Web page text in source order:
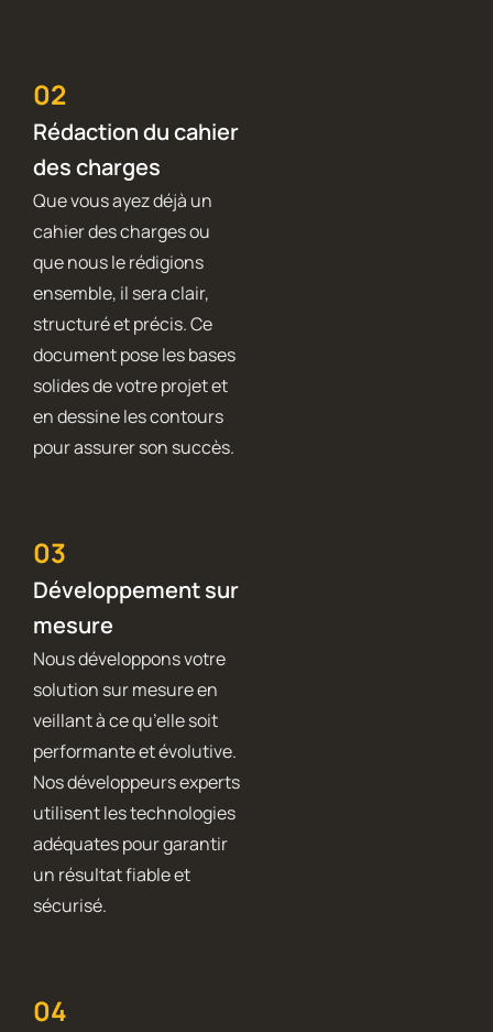
02
Rédaction du cahier
des charges
Que vous ayez déjà un
cahier des charges ou
que nous le rédigions
ensemble, il sera clair,
structuré et précis. Ce
document pose les bases
solides de votre projet et
en dessine les contours
pour assurer son succès.
03
Développement sur
mesure
Nous développons votre
solution sur mesure en
veillant à ce qu’elle soit
performante et évolutive.
Nos développeurs experts
utilisent les technologies
adéquates pour garantir
un résultat fiable et
sécurisé.
04